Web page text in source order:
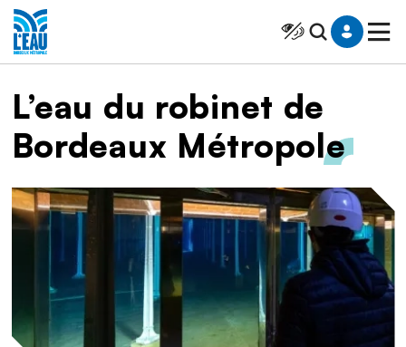
Cliquer pour
Fil d'Ariane
L’eau du robinet de
Bordeaux Métropole
Image
Panneau de gestion des cookies